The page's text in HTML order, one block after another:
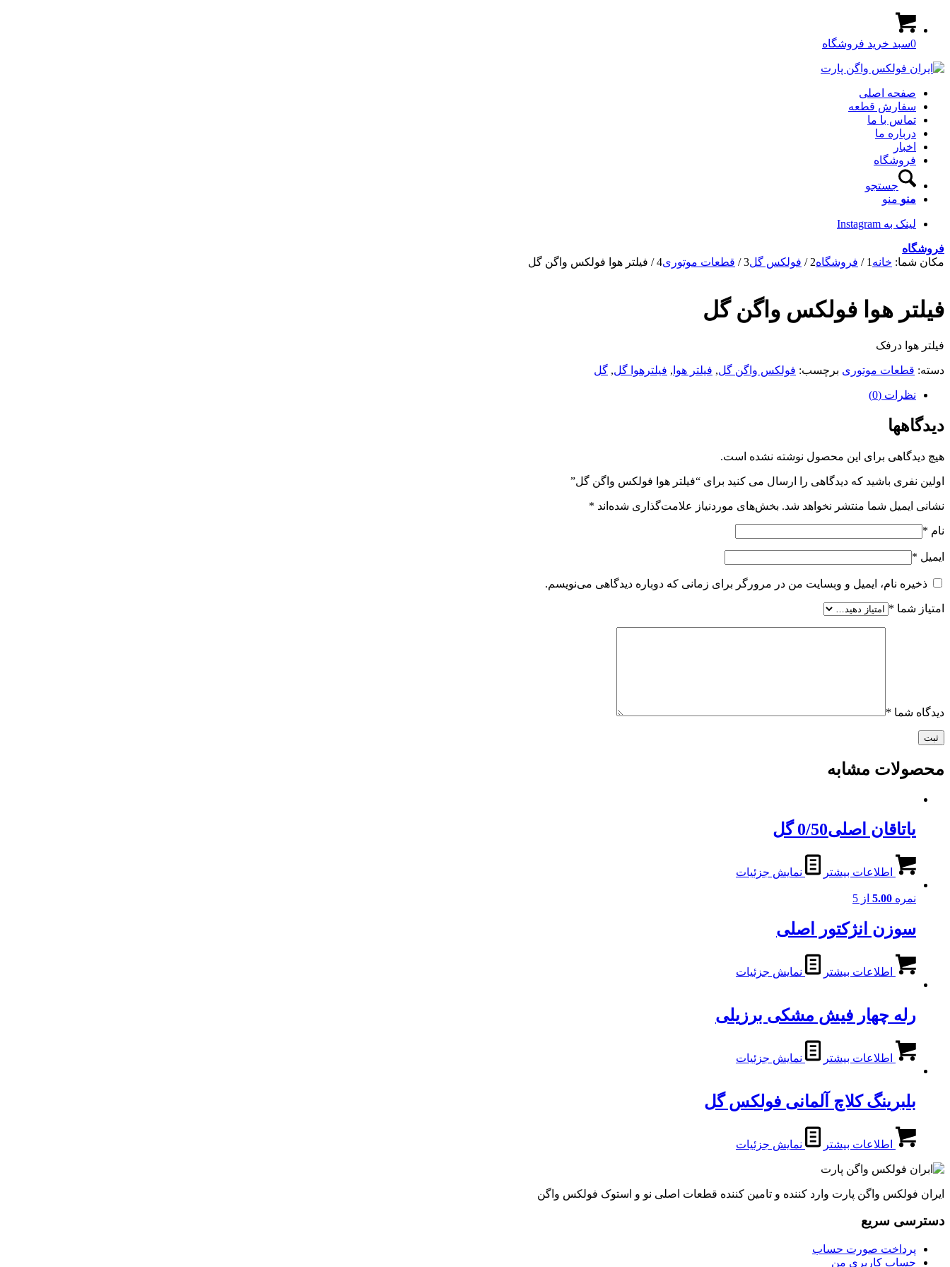
0سبد خرید فروشگاه
صفحه اصلی
سفارش قطعه
تماس با ما
درباره ما
اخبار
فروشگاه
جستجو
منو منو
لینک به Instagram
فروشگاه
مکان شما: خانه 1
/ فروشگاه2
/ فولکس گل3
/ قطعات موتوری4
/ فیلتر هوا فولکس واگن گل
فیلتر هوا فولکس واگن گل
فیلتر هوا درفک
دسته: قطعات موتوری برچسب: فولکس واگن گل, فیلتر هوا , فیلترهوا گل, گل
نظرات (0)
دیدگاهها
هیچ دیدگاهی برای این محصول نوشته نشده است.
اولین نفری باشید که دیدگاهی را ارسال می کنید برای “فیلتر هوا فولکس واگن گل”
نشانی ایمیل شما منتشر نخواهد شد. بخش‌های موردنیاز علامت‌گذاری شده‌اند *
نام *
ایمیل *
ذخیره نام، ایمیل و وبسایت من در مرورگر برای زمانی که دوباره دیدگاهی می‌نویسم.
امتیاز شما *
دیدگاه شما *
محصولات مشابه
یاتاقان اصلی0/50 گل
اطلاعات بیشتر نمایش جزئیات
نمره 5.00 از 5
سوزن انژکتور اصلی
اطلاعات بیشتر نمایش جزئیات
رله چهار فیش مشکی برزیلی
اطلاعات بیشتر نمایش جزئیات
بلبرینگ کلاچ آلمانی فولکس گل
اطلاعات بیشتر نمایش جزئیات
ایران فولکس واگن پارت وارد کننده و تامین کننده قطعات اصلی نو و استوک فولکس واگن
دسترسی سریع
پرداخت صورت حساب
حساب کاربری من